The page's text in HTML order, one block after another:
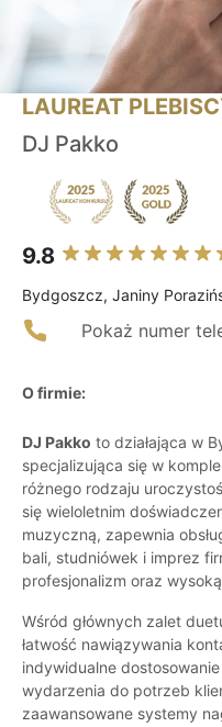
LAUREAT
DJ Pakko
9.8
Bydgoszcz, Janiny
Pokaż numer
O firmie:
DJ Pakko to działająca w
specjalizująca się w
różnego rodzaju
się wieloletnim
muzyczną, zapewnia
bali, studniówek i imprez
profesjonalizm oraz
Wśród głównych zalet
łatwość nawiązywania
indywidualne
wydarzenia do potrzeb
zaawansowane systemy